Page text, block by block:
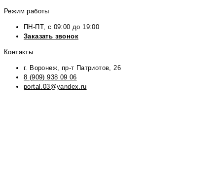
Режим работы
ПН-ПТ, с 09:00 до 19:00
Заказать звонок
Контакты
г. Воронеж, пр-т Патриотов, 26
8 (909) 938 09 06
portal.03@yandex.ru